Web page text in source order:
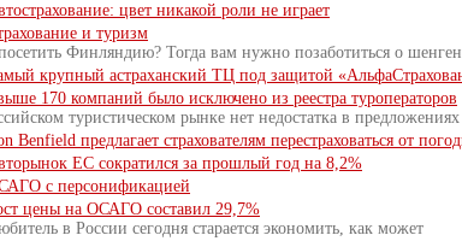
цвет никакой роли не играет
и туризм
Финляндию? Тогда вам нужно позаботиться о
крупный астраханский ТЦ под защитой
170 компаний было исключено из реестра туроператоров
туристическом рынке нет недостатка в предложениях
Benfield предлагает страхователям перестраховаться от
ЕС сократился за прошлый год на 8,2%
с персонификацией
цены на ОСАГО составил 29,7%
в России сегодня старается экономить, как может